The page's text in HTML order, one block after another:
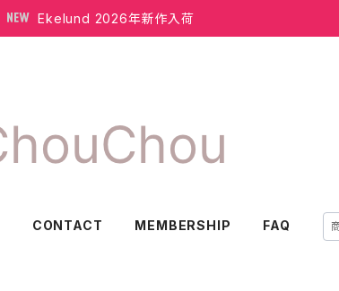
Ekelund 2026年新作入荷
CONTACT MEMBERSHIP FAQ